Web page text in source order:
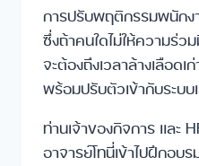
การปรับพฤติกรรมพนักงา
ซึ่งถ้าคนใดไม่ให้ความร่
จะต้องถึงเวลาล้างเลือดเ
พร้อมปรับตัวเข้ากับระบบ
ท่านเจ้าของกิจการ และ
อาจารย์โทนี่เข้าไปฝึกอบ